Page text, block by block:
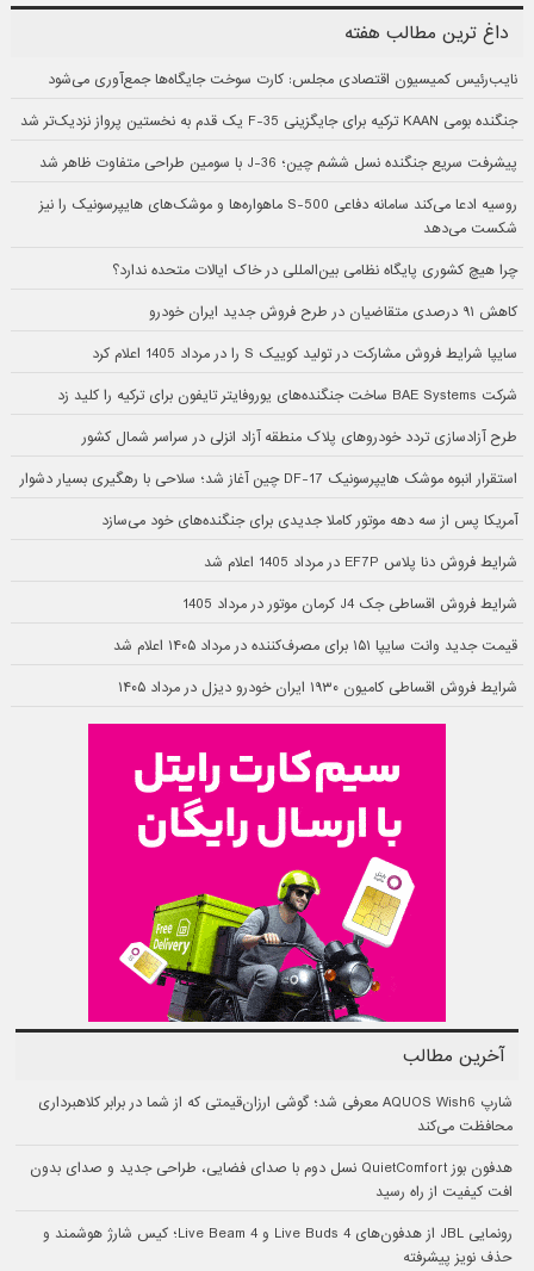
داغ ترین مطالب هفته
نایب‌رئیس کمیسیون اقتصادی مجلس: کارت سوخت جایگاه‌ها جمع‌آوری می‌شود
جنگنده بومی KAAN ترکیه برای جایگزینی F-35 یک قدم به نخستین پرواز نزدیک‌تر شد
پیشرفت سریع جنگنده نسل ششم چین؛ J-36 با سومین طراحی متفاوت ظاهر شد
روسیه ادعا می‌کند سامانه دفاعی S-500 ماهواره‌ها و موشک‌های هایپرسونیک را نیز
شکست می‌دهد
چرا هیچ کشوری پایگاه نظامی بین‌المللی در خاک ایالات متحده ندارد؟
کاهش ۹۱ درصدی متقاضیان در طرح فروش جدید ایران خودرو
سایپا شرایط فروش مشارکت در تولید کوییک S را در مرداد 1405 اعلام کرد
شرکت BAE Systems ساخت جنگنده‌های یوروفایتر تایفون برای ترکیه را کلید زد
طرح آزادسازی تردد خودروهای پلاک منطقه آزاد انزلی در سراسر شمال کشور
استقرار انبوه موشک هایپرسونیک DF-17 چین آغاز شد؛ سلاحی با رهگیری بسیار دشوار
آمریکا پس از سه دهه موتور کاملا جدیدی برای جنگنده‌های خود می‌سازد
شرایط فروش دنا پلاس EF7P در مرداد 1405 اعلام شد
شرایط فروش اقساطی جک J4 کرمان موتور در مرداد 1405
قیمت جدید وانت سایپا ۱۵۱ برای مصرف‌کننده در مرداد ۱۴۰۵ اعلام شد
شرایط فروش اقساطی کامیون ۱۹۳۰ ایران خودرو دیزل در مرداد ۱۴۰۵
آخرین مطالب
شارپ AQUOS Wish6 معرفی شد؛ گوشی ارزان‌قیمتی که از شما در برابر کلاهبرداری
محافظت می‌کند
هدفون بوز QuietComfort نسل دوم با صدای فضایی، طراحی جدید و صدای بدون
افت کیفیت از راه رسید
رونمایی JBL از هدفون‌های Live Buds 4 و Live Beam 4؛ کیس شارژ هوشمند و
حذف نویز پیشرفته